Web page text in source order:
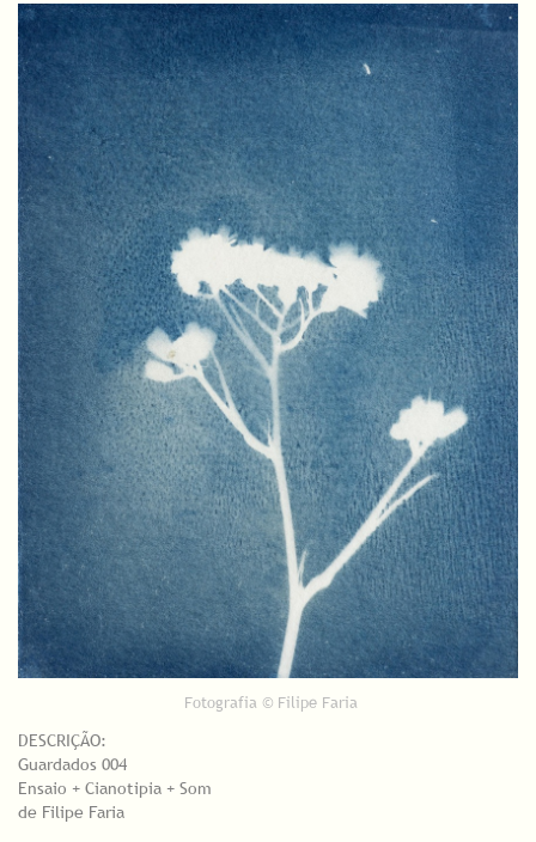
Fotografia © Filipe Faria
DESCRIÇÃO:
Guardados 004
Ensaio + Cianotipia + Som
de Filipe Faria